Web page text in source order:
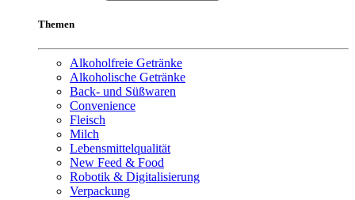
Themen
Alkoholfreie Getränke
Alkoholische Getränke
Back- und Süßwaren
Convenience
Fleisch
Milch
Lebensmittelqualität
New Feed & Food
Robotik & Digitalisierung
Verpackung